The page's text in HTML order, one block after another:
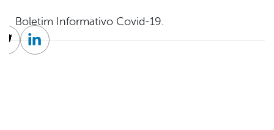
Boletim Informativo Covid-19.
TwitterLinkedin